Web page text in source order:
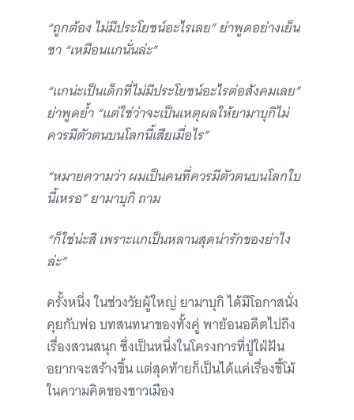
“ถูกต้อง ไม่มีประโยชน์อะไรเลย” ย่าพูดอย่างเย็น
ชา “เหมือนแกนั่นล่ะ”
“แกน่ะเป็นเด็กที่ไม่มีประโยชน์อะไรต่อสังคมเลย”
ย่าพูดย้ำ “แต่ใช่ว่าจะเป็นเหตุผลให้ยามาบุกิไม่
ควรมีตัวตนบนโลกนี้เสียเมื่อไร”
“หมายความว่า ผมเป็นคนที่ควรมีตัวตนบนโลกใบ
นี้เหรอ” ยามาบุกิ ถาม
“ก็ใช่น่ะสิ เพราะแกเป็นหลานสุดน่ารักของย่าไง
ล่ะ”
ครั้งหนึ่ง ในช่วงวัยผู้ใหญ่ ยามาบุกิ ได้มีโอกาสนั่ง
คุยกับพ่อ บทสนทนาของทั้งคู่ พาย้อนอดีตไปถึง
เรื่องสวนสนุก ซึ่งเป็นหนึ่งในโครงการที่ปู่ใฝ่ฝัน
อยากจะสร้างขึ้น แต่สุดท้ายก็เป็นได้แค่เรื่องขี้โม้
ในความคิดของชาวเมือง